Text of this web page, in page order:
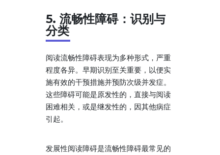
5. 流畅性障碍：识别与
分类
阅读流畅性障碍表现为多种形式，严重
程度各异。早期识别至关重要，以便实
施有效的干预措施并预防次级并发症。
这些障碍可能是原发性的，直接与阅读
困难相关，或是继发性的，因其他病症
引起。
发展性阅读障碍是流畅性障碍最常见的